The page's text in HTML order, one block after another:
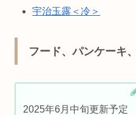
宇治玉露＜冷＞
フード、パンケーキ
2025年6月中旬更新予定